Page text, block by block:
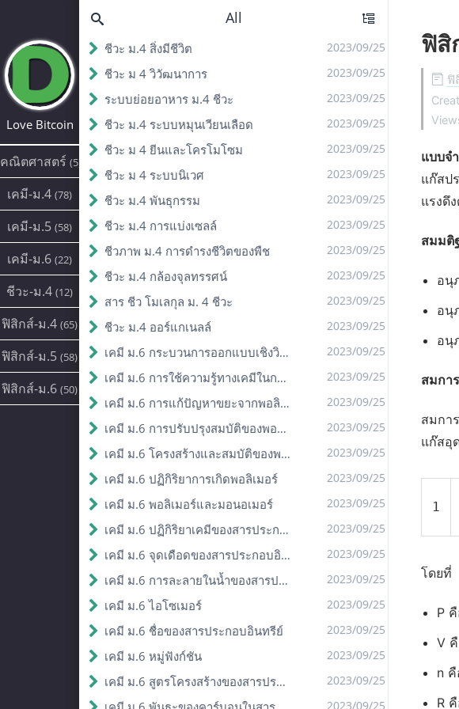
Love Bitcoin
คณิตศาสตร์ (5)
เคมี-ม.4 (78)
เคมี-ม.5 (58)
เคมี-ม.6 (22)
ชีวะ-ม.4 (12)
ฟิสิกส์-ม.4 (65)
ฟิสิกส์-ม.5 (58)
ฟิสิกส์-ม.6 (50)
All
ชีวะ ม.4 สิ่งมีชีวิต 2023/09/25
ชีวะ ม 4 วิวัฒนาการ 2023/09/25
ระบบย่อยอาหาร ม.4 ชีวะ 2023/09/25
ชีวะ ม.4 ระบบหมุนเวียนเลือด 2023/09/25
ชีวะ ม 4 ยีนและโครโมโซม 2023/09/25
ชีวะ ม 4 ระบบนิเวศ 2023/09/25
ชีวะ ม.4 พันธุกรรม 2023/09/25
ชีวะ ม.4 การแบ่งเซลล์ 2023/09/25
ชีวภาพ ม.4 การดํารงชีวิตของพืช 2023/09/25
ชีวะ ม.4 กล้องจุลทรรศน์ 2023/09/25
สาร ชีว โมเลกุล ม. 4 ชีวะ 2023/09/25
ชีวะ ม.4 ออร์แกเนลล์ 2023/09/25
เคมี ม.6 กระบวนการออกแบบเชิงวิศวกรรม 2023/09/25
เคมี ม.6 การใช้ความรู้ทางเคมีในการแก้ปัญหา 2023/09/25
เคมี ม.6 การแก้ปัญหาขยะจากพอลิเมอร์ 2023/09/25
เคมี ม.6 การปรับปรุงสมบัติของพอลิเมอร์ 2023/09/25
เคมี ม.6 โครงสร้างและสมบัติของพอลิเมอร์ 2023/09/25
เคมี ม.6 ปฏิกิริยาการเกิดพอลิเมอร์ 2023/09/25
เคมี ม.6 พอลิเมอร์และมอนอเมอร์ 2023/09/25
เคมี ม.6 ปฏิกิริยาเคมีของสารประกอบอินทรีย์ 2023/09/25
เคมี ม.6 จุดเดือดของสารประกอบอินทรีย์ 2023/09/25
เคมี ม.6 การละลายในน้ำของสารประกอบอินทรีย์ 2023/09/25
เคมี ม.6 ไอโซเมอร์ 2023/09/25
เคมี ม.6 ชื่อของสารประกอบอินทรีย์ 2023/09/25
เคมี ม.6 หมู่ฟังก์ชัน 2023/09/25
เคมี ม.6 สูตรโครงสร้างของสารประกอบอินทรีย์ 2023/09/25
2023/09/25
<
ฟิสิ
ฟิ
แบบจ
แก๊สป
แรงดึ
สมมติ
อนุ
อนุ
อนุ
สมกา
สมกา
แก๊สอุ
1
โดยที่
P
V
n
R